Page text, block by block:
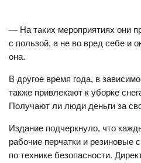
— На таких мероприятиях они
с пользой, а не во вред себе и
она.
В другое время года, в
также привлекают к уборке
Получают ли люди деньги за
Издание подчеркнуло, что
рабочие перчатки и резиновые
по технике безопасности.